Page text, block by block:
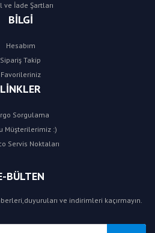
ve İade Şartları
BİLGİ
Hesabım
Sipariş Takip
Favorileriniz
LİNKLER
Sorgulama
Müşterilerimiz :)
Servis Noktaları
BÜLTEN
ve indirimleri kaçırmayın.